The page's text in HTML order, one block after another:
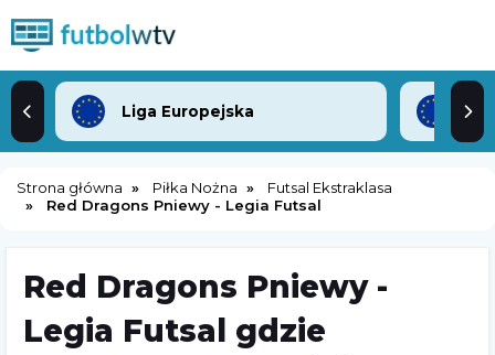
Liga Europejska
Strona główna Piłka Nożna
Futsal Ekstraklasa
Red Dragons Pniewy - Legia Futsal
Red Dragons Pniewy -
Legia Futsal gdzie